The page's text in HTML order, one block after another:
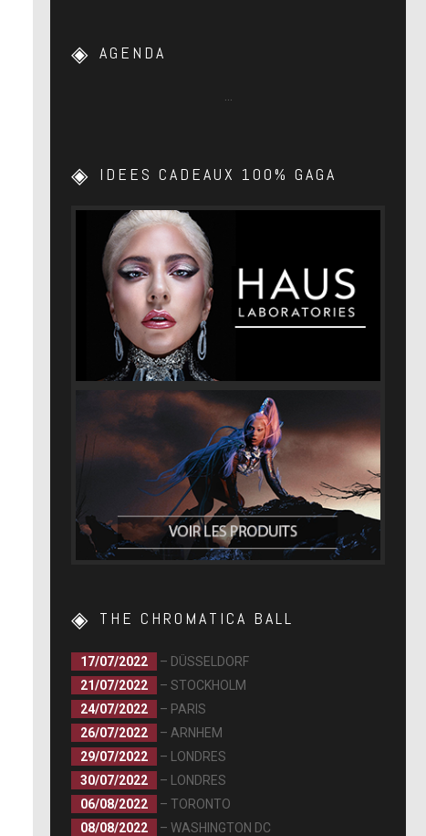
AGENDA
IDEES CADEAUX 100% GAGA
THE CHROMATICA BALL
17/07/2022
– DÜSSELDORF
21/07/2022
– STOCKHOLM
24/07/2022
– PARIS
26/07/2022
– ARNHEM
29/07/2022
– LONDRES
30/07/2022
– LONDRES
06/08/2022
– TORONTO
08/08/2022
– WASHINGTON DC